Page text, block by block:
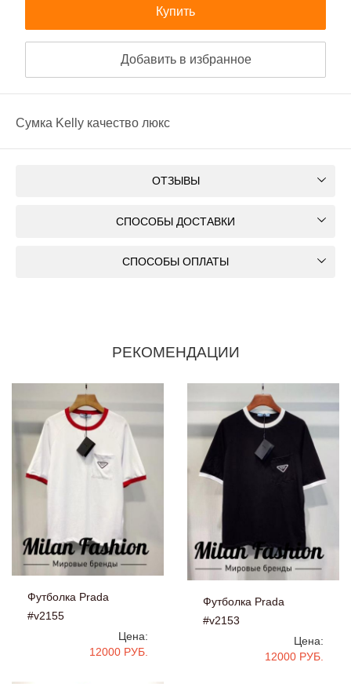
Купить
Добавить в избранное
Сумка Kelly качество люкс
ОТЗЫВЫ
СПОСОБЫ ДОСТАВКИ
СПОСОБЫ ОПЛАТЫ
РЕКОМЕНДАЦИИ
Футболка Prada
#v2155
Цена:
12000 РУБ.
Футболка Prada
#v2153
Цена:
12000 РУБ.